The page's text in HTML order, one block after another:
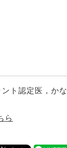
ト認定医，かな
ら